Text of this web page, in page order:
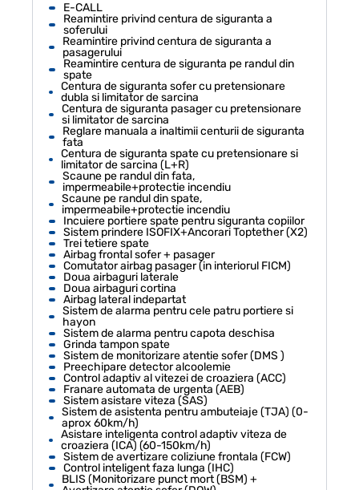
E-CALL
Reamintire privind centura de siguranta a
soferului
Reamintire privind centura de siguranta a
pasagerului
Reamintire centura de siguranta pe randul din
spate
Centura de siguranta sofer cu pretensionare
dubla si limitator de sarcina
Centura de siguranta pasager cu pretensionare
si limitator de sarcina
Reglare manuala a inaltimii centurii de siguranta
fata
Centura de siguranta spate cu pretensionare si
limitator de sarcina (L+R)
Scaune pe randul din fata,
impermeabile+protectie incendiu
Scaune pe randul din spate,
impermeabile+protectie incendiu
Incuiere portiere spate pentru siguranta copiilor
Sistem prindere ISOFIX+Ancorari Toptether (X2)
Trei tetiere spate
Airbag frontal sofer + pasager
Comutator airbag pasager (in interiorul FICM)
Doua airbaguri laterale
Doua airbaguri cortina
Airbag lateral indepartat
Sistem de alarma pentru cele patru portiere si
hayon
Sistem de alarma pentru capota deschisa
Grinda tampon spate
Sistem de monitorizare atentie sofer (DMS )
Preechipare detector alcoolemie
Control adaptiv al vitezei de croaziera (ACC)
Franare automata de urgenta (AEB)
Sistem asistare viteza (SAS)
Sistem de asistenta pentru ambuteiaje (TJA) (0-
aprox 60km/h)
Asistare inteligenta control adaptiv viteza de
croaziera (ICA) (60-150km/h)
Sistem de avertizare coliziune frontala (FCW)
Control inteligent faza lunga (IHC)
BLIS (Monitorizare punct mort (BSM) +